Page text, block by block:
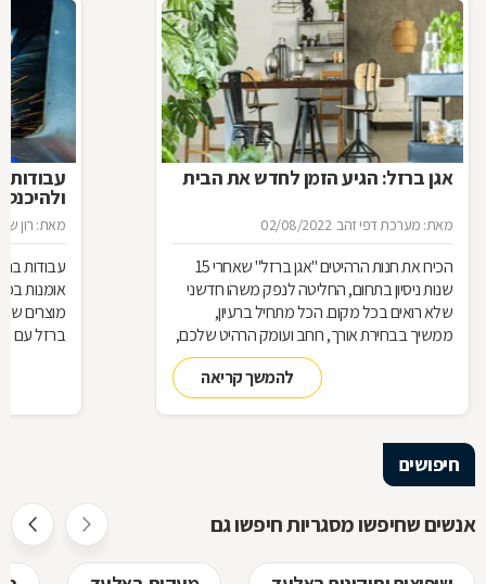
אגן ברזל: הגיע הזמן לחדש את הבית
מאת: מערכת דפי זהב 02/08/2022
הכירו את חנות הרהיטים ''אגן ברזל'' שאחרי 15
שנות ניסיון בתחום, החליטה לנפק משהו חדשני
שלא רואים בכל מקום. הכל מתחיל ברעיון,
ממשיך בבחירת אורך, רוחב ועומק הרהיט שלכם,
ממשיך בייצור מקורי ממיטב חומרי הגלם ומסתיים
ביצירת הפתרון המרשים והמעשי ביותר עבורכם
להמשך קריאה
עבודות
מאת: רון
עבודות
אומנות
מוצרים
ברזל עם
חיפושים
אנשים שחיפשו מסגריות חיפשו גם